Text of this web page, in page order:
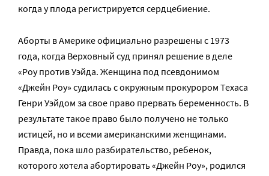
когда у плода регистрируется сердцебиение.
Аборты в Америке официально разрешены с 1973
года, когда Верховный суд принял решение в деле
«Роу против Уэйда. Женщина под псевдонимом
«Джейн Роу» судилась с окружным прокурором Техаса
Генри Уэйдом за свое право прервать беременность. В
результате такое право было получено не только
истицей, но и всеми американскими женщинами.
Правда, пока шло разбирательство, ребенок,
которого хотела абортировать «Джейн Роу», родился